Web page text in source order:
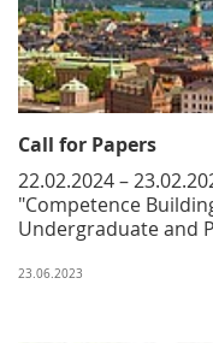
Call for Papers
22.02.2024 –
"Competence
Undergraduate and
23.06.2023